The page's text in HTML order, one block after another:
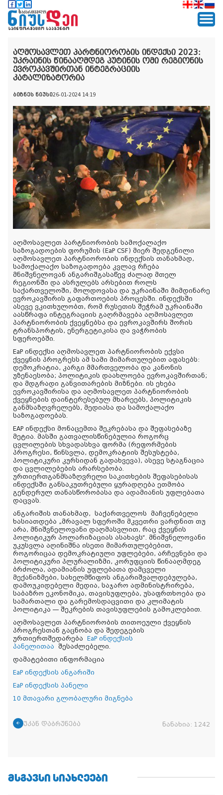
აღმოსავლეთ პარტნიორობის ინდექსი 2023:
უკრაინის წინააღმდეგ პუტინის ომი რეგიონის
ევროკავშირთან ინტეგრაციის
კატალიზატორია
ბიზნეს ნიუსი26-01-2024 14:19
აღმოსავლეთ პარტნიორობის სამოქალაქო
საზოგადოების ფორუმის (EaP CSF) მიერ შედგენილი
აღმოსავლეთ პარტნიორობის ინდექსის თანახმად,
სამოქალაქო საზოგადოება კვლავ რჩება
მნიშვნელოვან ანგარიშგასაწევ ძალად მთელ
რეგიონში და ასრულებს არსებით როლს
საქართველოში, მოლდოვასა და უკრაინაში მიმდინარე
ევროკავშირის გაფართოების პროცესში. ინდექსში
ასევე ვკითხულობთ, რომ რუსეთის შეჭრამ უკრაინაში
აასწრაფა ინტეგრაციის გაღრმავება აღმოსავლეთ
პარტნიორობის ქვეყნებსა და ევროკავშირს შორის
ტრანსპორტის, ენერგეტიკისა და ვაჭრობის
სფეროებში.
EaP ინდექსი აღმოსავლეთ პარტნიორობის ექვსი
ქვეყნის პროგრესს ამ სამი მიმართულებით აფასებს:
დემოკრატია, კარგი მმართველობა და კანონის
უზენაესობა; პოლიტიკის დაახლოება ევროკავშირთან;
და მდგრადი განვითარების მიზნები. ის ეხება
ევროკავშირისა და აღმოსავლეთ პარტნიორობის
ქვეყნების დაინტერესებულ მხარეებს, პოლიტიკის
განმსაზღვრელებს, მედიასა და სამოქალაქო
საზოგადოებას.
EAP ინდექსი მონაცემთა შეკრებასა და შეფასებაზე
მეტია. მასში გათვალისწინებულია როგორც
ცვლილების სხვადასხვა ფორმა (რეფორმების
პროგრესი, წინსვლა, დემოკრატიის შესუსტება,
პოლიტიკური კურსიდან გადახვევა), ასევე სტაგნაცია
და ცვლილებების არარსებობა.
ურთიერთგანმსაზღვრელი საკითხების შეფასებისას
ინდექსში განსაკუთრებული ყურადღება ეთმობა
გენდერულ თანასწორობასა და ადამიანის უფლებათა
დაცვას.
ანგარიშის თანახმად, საქართველოს მაჩვენებელი
ხასიათდება „მრავალ სფეროში მკვეთრი ვარდნით თუ
არა, მნიშვნელოვანი დაღმასვლით, რაც ქვეყნის
პოლიტიკურ პოლარიზაციას ასახავს“. მნიშვნელოვანი
უკუსვლა აღინიშნა ისეთი მიმართულებებით,
როგორიცაა დემოკრატიული უფლებები, არჩევნები და
პოლიტიკური პლურალიზმი, კორუფციის წინააღმდეგ
ბრძოლა, ადამიანის უფლებათა დამცველი
მექანიზმები, სახელმწიფოს ანგარიშვალდებულება,
დამოუკიდებელი მედია, საჯარო ადმინისტრირება,
საბაზრო ეკონომიკა, თავისუფლება, უსაფრთხოება და
სამართალი და გარემოსდაცვითი და კლიმატის
პოლიტიკა — შეკრების თავისუფლების გამოკლებით.
აღმოსავლეთ პარტნიორობის თითოეული ქვეყნის
პროგრესთან გაცნობა და შედეგების
ურთიერთშედარება EaP ინდექსის
პანელითაა შესაძლებელი.
დამატებითი ინფორმაცია
EaP ინდექსის ანგარიში
EaP ინდექსის პანელი
10 მთავარი გლობალური მიგნება
უკან დაბრუნება ნანახია: 1242
ᲛᲡᲒᲐᲕᲡᲘ ᲡᲘᲐᲮᲚᲔᲔᲑᲘ